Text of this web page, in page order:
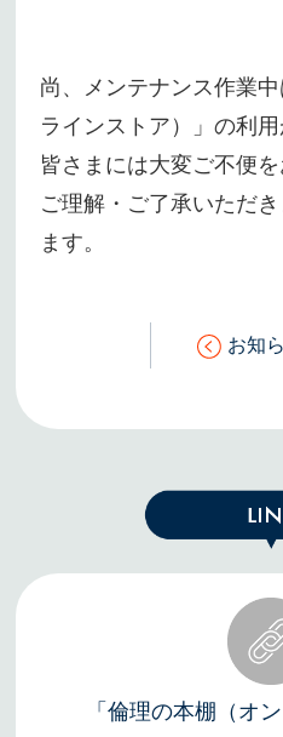
尚、メンテナンス作業
ラインストア）」の利用
皆さまには大変ご不便
ご理解・ご了承いただ
ます。
お知
「倫理の本棚（オ